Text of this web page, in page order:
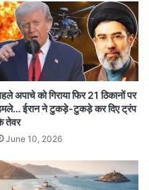
स्टैंडर्ड के अनुरूप
मास्टर प्लान और मॉडल
तीन चरणों में पूरा
केंद्र ने आंध्र प्रदेश
(APIIC) ने 2134
लागत से बुनियादी
को मंजूरी दे दी है.
अपाचे को गिराया फिर 21 ठिकानों पर
ईरान ने टुकड़े-टुकड़े कर दिए ट्रंप
तेवर
June 10, 2026